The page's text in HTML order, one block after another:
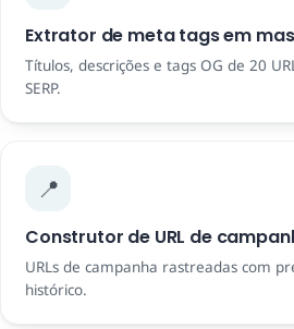
Extrator de meta tags em
Títulos, descrições e tags OG de 20
SERP.
📍
Construtor de URL de
URLs de campanha rastreadas com
histórico.